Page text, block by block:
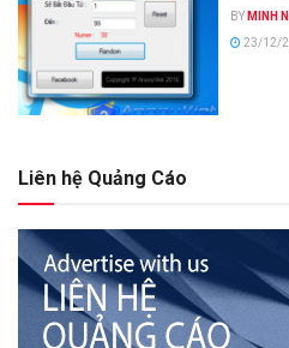
BY MINH
23/12/
Liên hệ Quảng Cáo